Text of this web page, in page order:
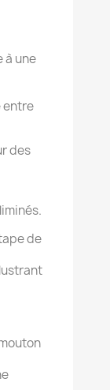
à une
entre
des
de